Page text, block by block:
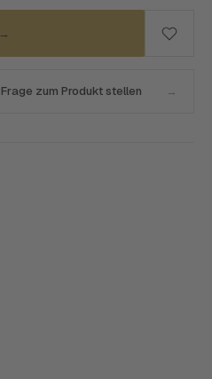
→
Frage zum Produkt stellen →